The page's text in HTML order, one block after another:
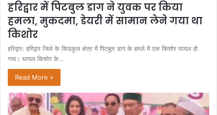
हरिद्वार में पिटबुल डाग ने युवक पर किया
हमला, मुकदमा, डेयरी में सामान लेने गया था
किशोर
हरिद्वार: हरिद्वार जिले के सिडकुल क्षेत्र में पिटबुल डाग के हमले में एक किशोर घायल हो
गया। घायल किशोर के…
Read More »